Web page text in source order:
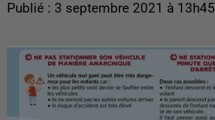
Publié : 3 septembre 2021 à 13h45